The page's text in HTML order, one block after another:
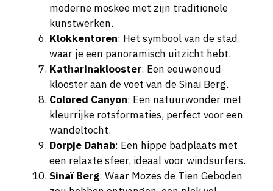
moderne moskee met zijn traditionele
kunstwerken.
Klokkentoren: Het symbool van de stad,
waar je een panoramisch uitzicht hebt.
Katharinaklooster: Een eeuwenoud
klooster aan de voet van de Sinaï Berg.
Colored Canyon: Een natuurwonder met
kleurrijke rotsformaties, perfect voor een
wandeltocht.
Dorpje Dahab: Een hippe badplaats met
een relaxte sfeer, ideaal voor windsurfers.
Sinaï Berg: Waar Mozes de Tien Geboden